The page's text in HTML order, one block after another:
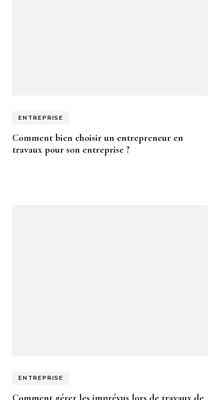
ENTREPRISE
Comment bien choisir un entrepreneur en
travaux pour son entreprise ?
ENTREPRISE